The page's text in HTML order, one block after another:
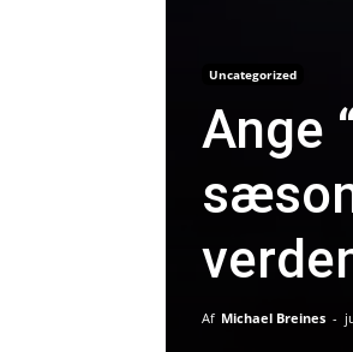
Uncategorized
Ange
Af Michael Breines -